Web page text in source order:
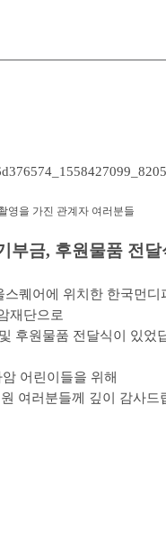
영을 가진 관계자 여러분들
부금, 후원물품 전달
퀘어에 위치한 한국먼디
재단으로
후원물품 전달식이 있었
어린이들을 위해
여러분들께 깊이 감사드